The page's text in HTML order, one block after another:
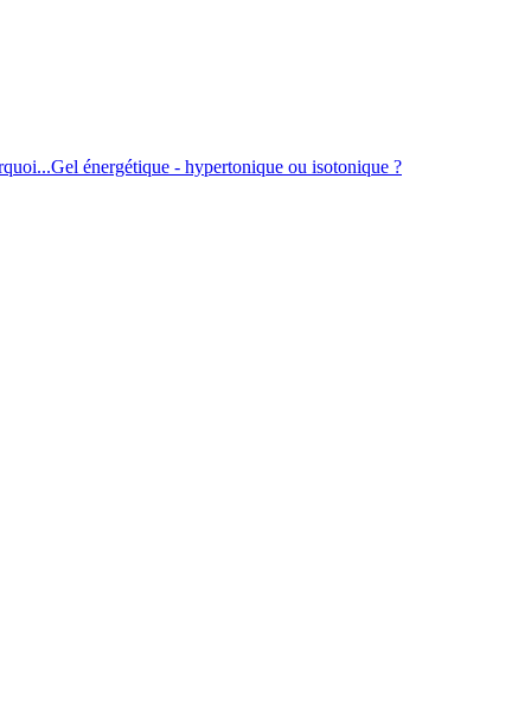
Gel énergétique - hypertonique ou isotonique ?